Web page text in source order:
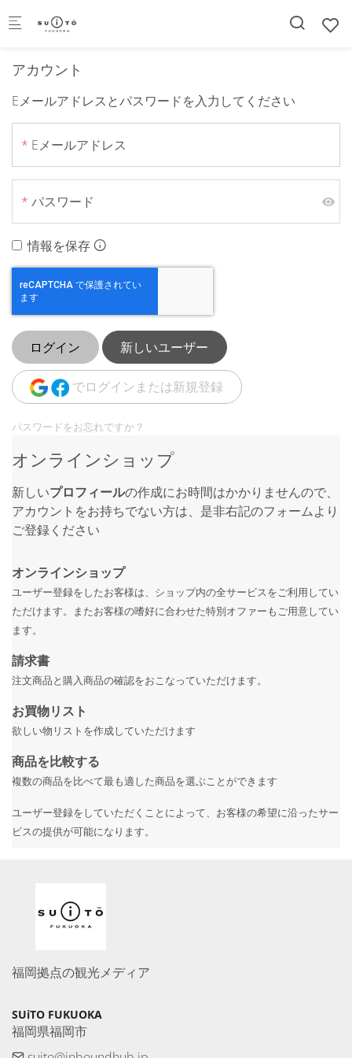
アカウント
Eメールアドレスとパスワードを入力してください
Eメールアドレス
パスワード
情報を保存
ログイン 新しいユーザー
でログインまたは新規登録
パスワードをお忘れですか？
オンラインショップ
新しいプロフィールの作成にお時間はかかりませんので、
アカウントをお持ちでない方は、是非右記のフォームより
ご登録ください
オンラインショップ
ユーザー登録をしたお客様は、ショップ内の全サービスをご利用してい
ただけます。またお客様の嗜好に合わせた特別オファーもご用意してい
ます。
請求書
注文商品と購入商品の確認をおこなっていただけます。
お買物リスト
欲しい物リストを作成していただけます
商品を比較する
複数の商品を比べて最も適した商品を選ぶことができます
ユーザー登録をしていただくことによって、お客様の希望に沿ったサー
ビスの提供が可能になります。
福岡拠点の観光メディア
SUiTO FUKUOKA
福岡県福岡市